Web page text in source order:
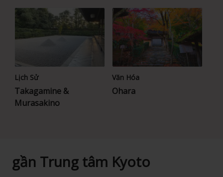
Lịch Sử
Takagamine &
Murasakino
Văn Hóa
Ohara
gần Trung tâm Kyoto